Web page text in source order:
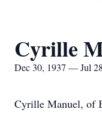
Cyrille
Dec 30, 1937 — Jul
Cyrille Manuel, of